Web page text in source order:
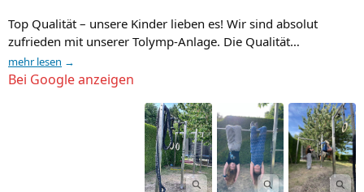
Top Qualität – unsere Kinder lieben es! Wir sind absolut
zufrieden mit unserer Tolymp-Anlage. Die Qualität…
mehr lesen
Bei Google anzeigen